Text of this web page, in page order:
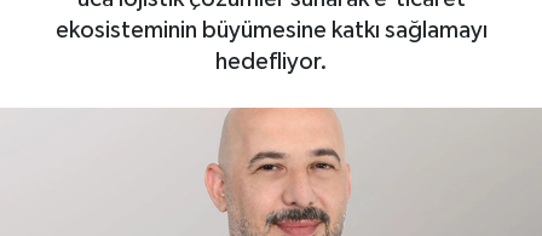
ekosisteminin büyümesine katkı sağlamayı
hedefliyor.
Magazin